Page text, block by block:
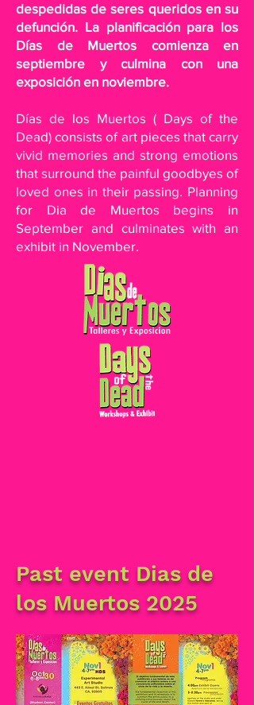
despedidas de seres queridos en su
defunción. La planificación para los
Días de Muertos comienza en
septiembre y culmina con una
exposición en noviembre.
Días de los Muertos ( Days of the
Dead) consists of art pieces that carry
vivid memories and strong emotions
that surround the painful goodbyes of
loved ones in their passing. Planning
for Dia de Muertos begins in
September and culminates with an
exhibit in November.
Past event Dias de
los Muertos 2025